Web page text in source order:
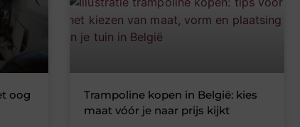
oog
Trampoline kopen in België: kies
maat vóór je naar prijs kijkt